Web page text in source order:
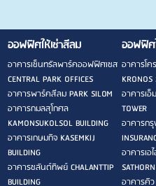
ออฟฟิศให้เช่าสีลม
อาคารเซ็นทรัลพาร์คออฟฟิศเซส
CENTRAL PARK OFFICES
อาคารพาร์คสีลม PARK SILOM
อาคารกมลสุโกศล
KAMONSUKOLSOL BUILDING
อาคารเกษมกิจ KASEMKIJ
BUILDING
อาคารชลันต์ทิพย์ CHALANTTIP
BUILDING
ออฟฟิศ
อาคารโ
KRONOS
อาคารเอ็
TOWER
อาคารกรุ
อาคารเอ
อาคารคิ